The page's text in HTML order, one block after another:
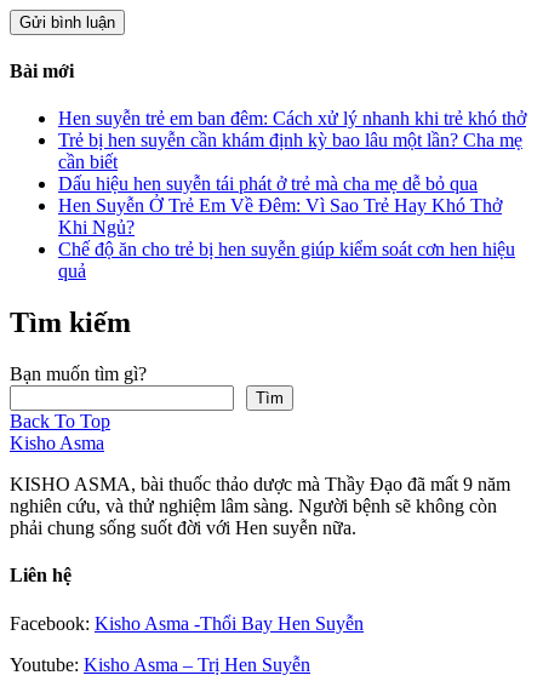
Bài mới
Hen suyễn trẻ em ban đêm: Cách xử lý nhanh khi trẻ khó thở
Trẻ bị hen suyễn cần khám định kỳ bao lâu một lần? Cha mẹ
cần biết
Dấu hiệu hen suyễn tái phát ở trẻ mà cha mẹ dễ bỏ qua
Hen Suyễn Ở Trẻ Em Về Đêm: Vì Sao Trẻ Hay Khó Thở
Khi Ngủ?
Chế độ ăn cho trẻ bị hen suyễn giúp kiểm soát cơn hen hiệu
quả
Tìm kiếm
Bạn muốn tìm gì?
Tìm
Back To Top
Kisho Asma
KISHO ASMA, bài thuốc thảo dược mà Thầy Đạo đã mất 9 năm
nghiên cứu, và thử nghiệm lâm sàng. Người bệnh sẽ không còn
phải chung sống suốt đời với Hen suyễn nữa.
Liên hệ
Facebook: Kisho Asma -Thổi Bay Hen Suyễn
Youtube: Kisho Asma – Trị Hen Suyễn